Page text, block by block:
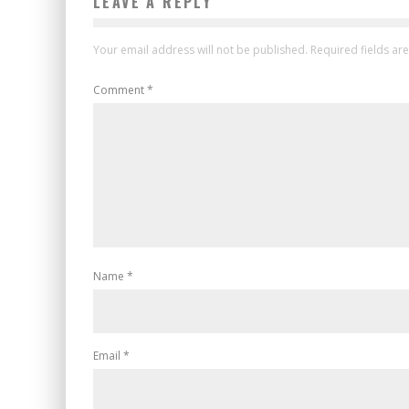
Your email address will not be published. Required fields
Comment*
Name *
Email *